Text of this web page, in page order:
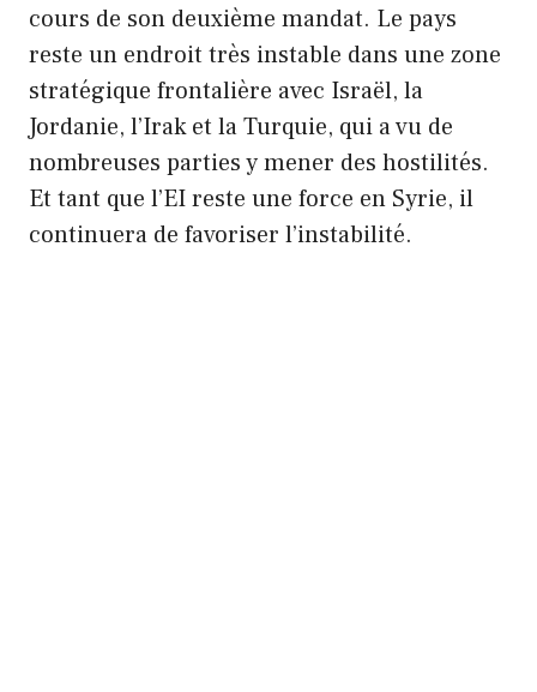
cours de son deuxième mandat. Le pays
reste un endroit très instable dans une zone
stratégique frontalière avec Israël, la
Jordanie, l’Irak et la Turquie, qui a vu de
nombreuses parties y mener des hostilités.
Et tant que l’EI reste une force en Syrie, il
continuera de favoriser l’instabilité.